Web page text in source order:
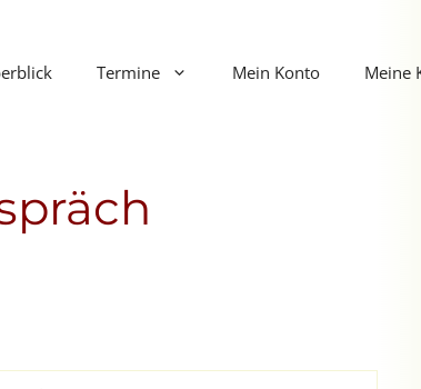
Termine Mein Konto Meine